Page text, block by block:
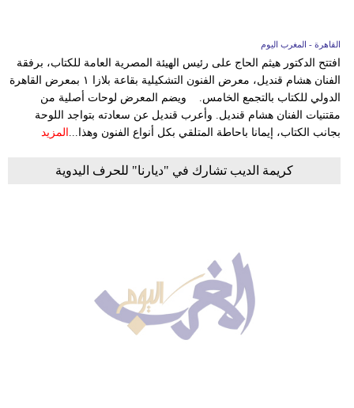
المغربي
القاهرة - المغرب اليوم
افتتح الدكتور هيثم الحاج على رئيس الهيئة المصرية العامة للكتاب، برفقة
الفنان هشام قنديل، معرض الفنون التشكيلية بقاعة بلازا ١ بمعرض القاهرة
الدولي للكتاب بالتجمع الخامس. ويضم المعرض لوحات أصلية من
مقتنيات الفنان هشام قنديل. وأعرب قنديل عن سعادته بتواجد اللوحة
بجانب الكتاب، إيمانا باحاطة المتلقي بكل أنواع الفنون وهذا... المزيد
كريمة الديب تشارك في "ديارنا" للحرف اليدوية